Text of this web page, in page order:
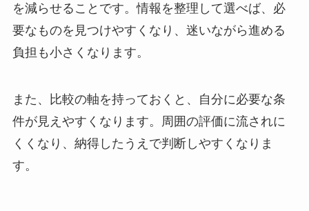
を減らせることです。情報を整理して選べば、必
要なものを見つけやすくなり、迷いながら進める
負担も小さくなります。
また、比較の軸を持っておくと、自分に必要な条
件が見えやすくなります。周囲の評価に流されに
くくなり、納得したうえで判断しやすくなりま
す。